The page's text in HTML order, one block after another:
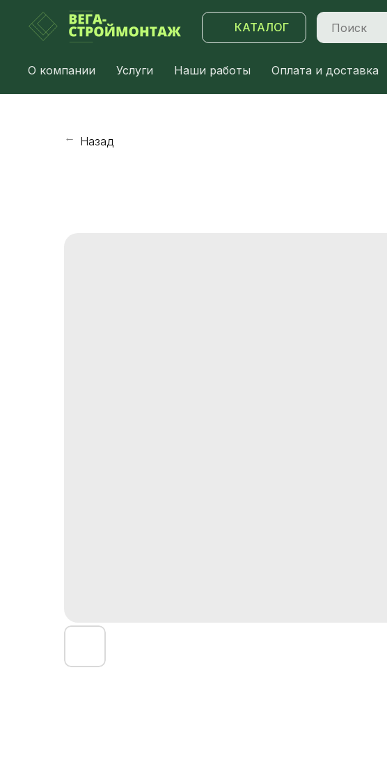
КАТАЛОГ
О компании Услуги Наши работы Оплата и доставка
→ Назад